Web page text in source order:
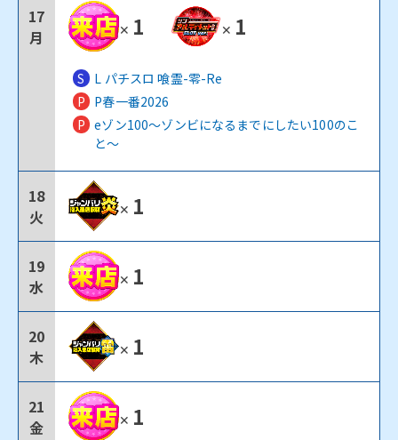
17
月
✕ 1 ✕ 1
S
L パチスロ 喰霊-零-Re
P P春一番2026
P eゾン100～ゾンビになるまでにしたい100のこ
と～
18
火
✕ 1
19
水
✕ 1
20
木
✕ 1
21
金
✕ 1